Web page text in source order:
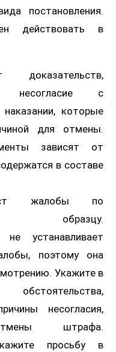
постановления.
действовать в
несогласие с
которые
для отмены.
зависят от
в составе
жалобы по
образцу.
не устанавливает
поэтому она
Укажите в
несогласия,
штрафа.
просьбу в